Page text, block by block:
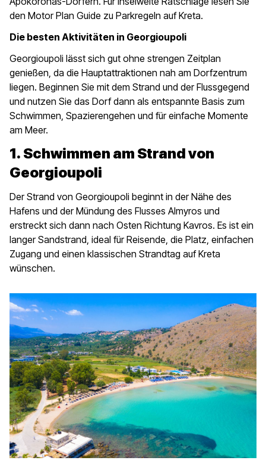
den Motor Plan Guide zu Parkregeln auf Kreta.
Die besten Aktivitäten in Georgioupoli
Georgioupoli lässt sich gut ohne strengen Zeitplan
genießen, da die Hauptattraktionen nah am Dorfzentrum
liegen. Beginnen Sie mit dem Strand und der Flussgegend
und nutzen Sie das Dorf dann als entspannte Basis zum
Schwimmen, Spazierengehen und für einfache Momente
am Meer.
1. Schwimmen am Strand von
Georgioupoli
Der Strand von Georgioupoli beginnt in der Nähe des
Hafens und der Mündung des Flusses Almyros und
erstreckt sich dann nach Osten Richtung Kavros. Es ist ein
langer Sandstrand, ideal für Reisende, die Platz, einfachen
Zugang und einen klassischen Strandtag auf Kreta
wünschen.